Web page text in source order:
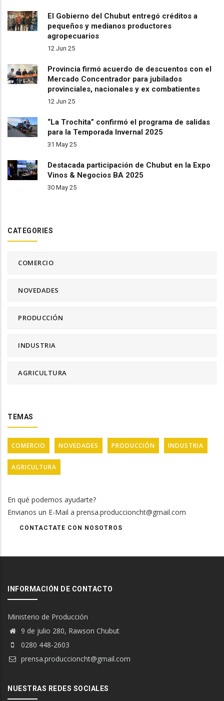
El Gobierno del Chubut entregó créditos a
pequeños y medianos productores
agropecuarios
12 Jun 25
Provincia firmó acuerdo de descuentos con el
Mercado Concentrador para jubilados
provinciales, nacionales y ex combatientes
12 Jun 25
“La Trochita” confirmó el programa de salidas
para la Temporada Invernal 2025
31 May 25
Destacada participación de Chubut en la Expo
Vinos & Negocios BA 2025
30 May 25
CATEGORIES
COMERCIO
NOVEDADES
PRODUCCIÓN
INDUSTRIA
AGRICULTURA
TEMAS
COMERCIO NOVEDADES PRODUCCIÓN INDUSTRIA
AGRICULTURA
En qué podemos ayudarte?
Envianos un E-Mail a prensa.produccioncht@gmail.com
CONTACTATE CON NOSOTROS
INFORMACIÓN DE CONTACTO
Ministerio de Producción
9 de julio 280, Rawson Chubut
0280 448-2603
prensa.produccioncht@gmail.com
NUESTRAS REDES SOCIALES